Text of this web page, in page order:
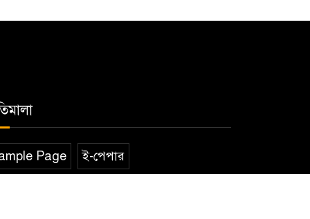
Page ই-পেপার